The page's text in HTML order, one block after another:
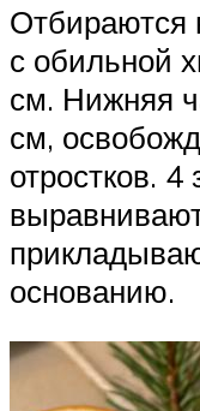
Отбираются
с обильной
см. Нижняя
см,
отростков. 4
основанию.